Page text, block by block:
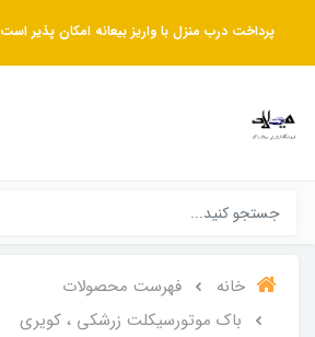
پرداخت درب منزل با واریز بیعانه امکان پذیر است
خانه
فهرست محصولات
باک موتورسیکلت زرشکی ، کویری